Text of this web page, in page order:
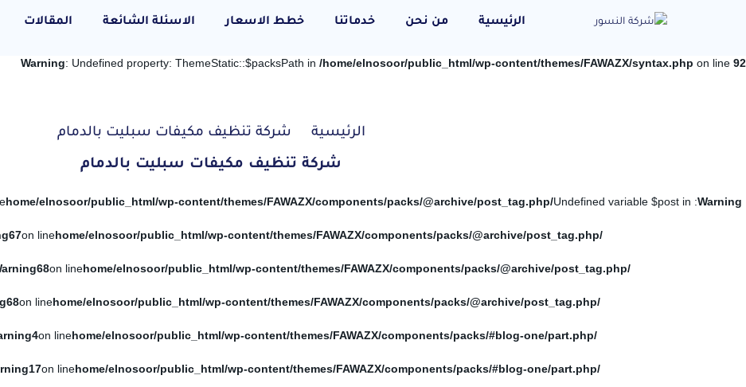
الرئيسية من نحن خدماتنا خطط الاسعار الاسئلة الشائعة المقالات
Warning: Undefined property: ThemeStatic::$packsPath in /home/elnosoor/public_html/wp-content/themes/FAWAZX/syntax.php on line 92
الرئيسية شركة تنظيف مكيفات سبليت بالدمام
شركة تنظيف مكيفات سبليت بالدمام
Warning
: Undefined variable $post in
/home/elnosoor/public_html/wp-content/themes/FAWAZX/components/packs/@archive/post_tag.php
/home/elnosoor/public_html/wp-content/themes/FAWAZX/components/packs/@archive/post_tag.php
on line
67
/home/elnosoor/public_html/wp-content/themes/FAWAZX/components/packs/@archive/post_tag.php
on line
68
/home/elnosoor/public_html/wp-content/themes/FAWAZX/components/packs/@archive/post_tag.php
on line
68
/home/elnosoor/public_html/wp-content/themes/FAWAZX/components/packs/#blog-one/part.php
on line
4
/home/elnosoor/public_html/wp-content/themes/FAWAZX/components/packs/#blog-one/part.php
on line
17